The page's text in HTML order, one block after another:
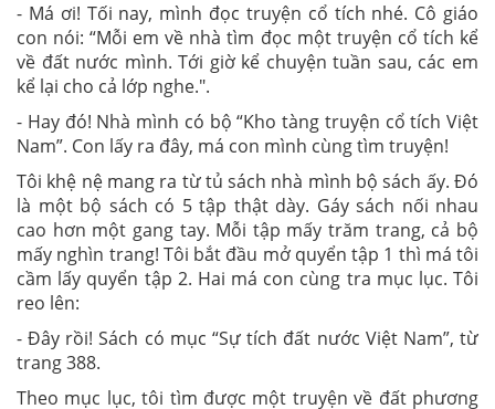
- Má ơi! Tối nay, mình đọc truyện cổ tích nhé. Cô giáo
con nói: “Mỗi em về nhà tìm đọc một truyện cổ tích kể
về đất nước mình. Tới giờ kể chuyện tuần sau, các em
kể lại cho cả lớp nghe.".
- Hay đó! Nhà mình có bộ “Kho tàng truyện cổ tích Việt
Nam”. Con lấy ra đây, má con mình cùng tìm truyện!
Tôi khệ nệ mang ra từ tủ sách nhà mình bộ sách ấy. Đó
là một bộ sách có 5 tập thật dày. Gáy sách nối nhau
cao hơn một gang tay. Mỗi tập mấy trăm trang, cả bộ
mấy nghìn trang! Tôi bắt đầu mở quyển tập 1 thì má tôi
cầm lấy quyển tập 2. Hai má con cùng tra mục lục. Tôi
reo lên:
- Đây rồi! Sách có mục “Sự tích đất nước Việt Nam”, từ
trang 388.
Theo mục lục, tôi tìm được một truyện về đất phương